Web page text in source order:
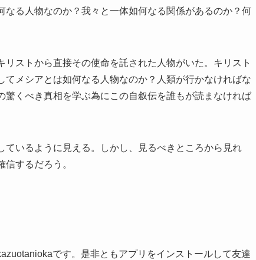
る人物なのか？我々と一体如何なる関係があるのか？何
ストから直接その使命を託された人物がいた。キリスト
メシアとは如何なる人物なのか？人類が行かなければな
くべき真相を学ぶ為にこの自叙伝を誰もが読まなければ
いるように見える。しかし、見るべきところから見れ
するだろう。
です。是非ともアプリ をインストールして友達